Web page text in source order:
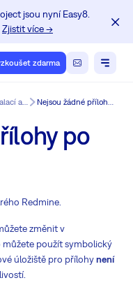
jsou nyní Easy8.
Zjistit více →
zdarma
Běžné problémy s instalací a aktualizací Redmine. Nejsou žádné přílohy po aktualizaci?
po
Redmine.
změnit v
použít symbolický
úložiště pro přílohynení
.